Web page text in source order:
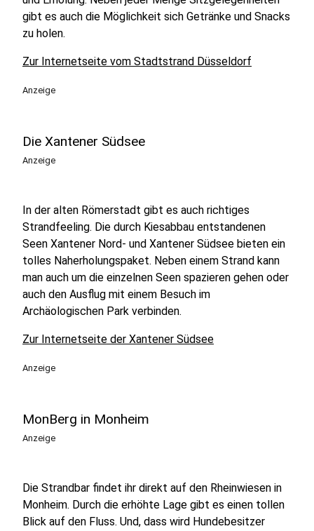
gibt es auch die Möglichkeit sich Getränke und Snacks
zu holen.
Zur Internetseite vom Stadtstrand Düsseldorf
Anzeige
Die Xantener Südsee
Anzeige
In der alten Römerstadt gibt es auch richtiges
Strandfeeling. Die durch Kiesabbau entstandenen
Seen Xantener Nord- und Xantener Südsee bieten ein
tolles Naherholungspaket. Neben einem Strand kann
man auch um die einzelnen Seen spazieren gehen oder
auch den Ausflug mit einem Besuch im
Archäologischen Park verbinden.
Zur Internetseite der Xantener Südsee
Anzeige
MonBerg in Monheim
Anzeige
Die Strandbar findet ihr direkt auf den Rheinwiesen in
Monheim. Durch die erhöhte Lage gibt es einen tollen
Blick auf den Fluss. Und, dass wird Hundebesitzer